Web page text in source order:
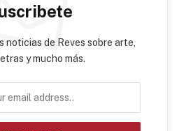
noticias de Reves sobre arte,
y mucho más.